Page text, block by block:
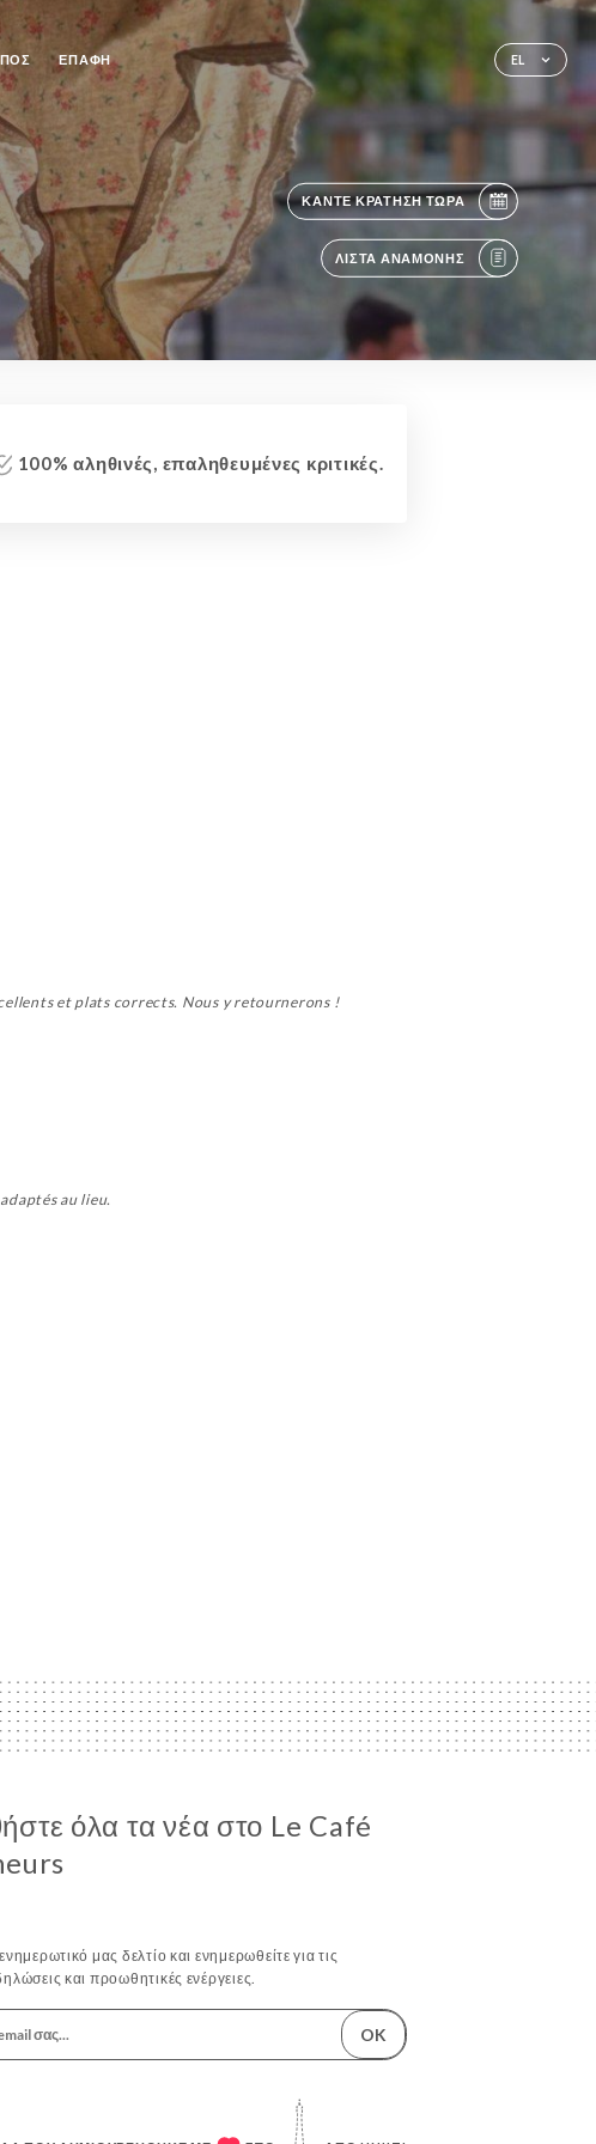
EL
ΕΠΑΦΉ
ΚΆΝΤΕ ΚΡΆΤΗΣΗ ΤΏΡΑ
ΛΊΣΤΑ ΑΝΑΜΟΝΉΣ
100% αληθινές, επαληθευμένες κριτικές.
et plats corrects. Nous y retournerons !
au lieu.
όλα τα νέα στο Le Café
μας δελτίο και ενημερωθείτε για τις
και προωθητικές ενέργειες.
OK